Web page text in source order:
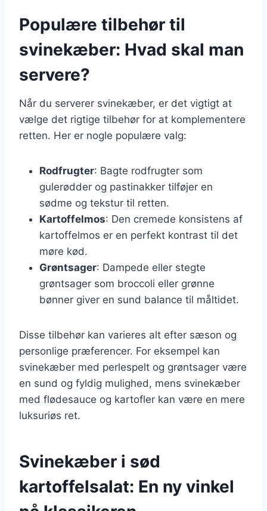
Populære tilbehør til
svinekæber: Hvad skal man
servere?
Når du serverer svinekæber, er det vigtigt at
vælge det rigtige tilbehør for at komplementere
retten. Her er nogle populære valg:
Rodfrugter: Bagte rodfrugter som
gulerødder og pastinakker tilføjer en
sødme og tekstur til retten.
Kartoffelmos: Den cremede konsistens af
kartoffelmos er en perfekt kontrast til det
møre kød.
Grøntsager: Dampede eller stegte
grøntsager som broccoli eller grønne
bønner giver en sund balance til måltidet.
Disse tilbehør kan varieres alt efter sæson og
personlige præferencer. For eksempel kan
svinekæber med perlespelt og grøntsager være
en sund og fyldig mulighed, mens svinekæber
med flødesauce og kartofler kan være en mere
luksuriøs ret.
Svinekæber i sød
kartoffelsalat: En ny vinkel